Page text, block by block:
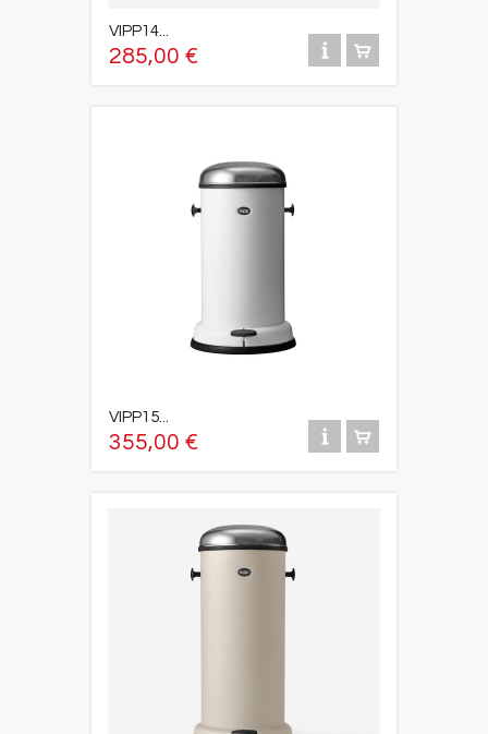
VIPP14...
285,00 €
VIPP15...
355,00 €